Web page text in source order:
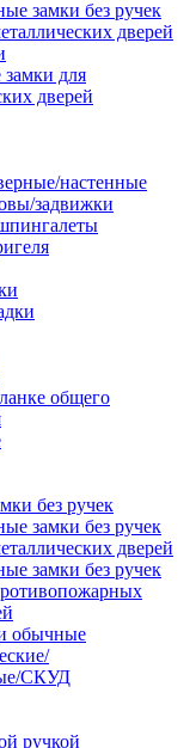
замки без ручек
дверей
для
дверей
настенные
задвижки
общего
без ручек
замки без ручек
дверей
замки без ручек
обычные
СКУД
ручкой